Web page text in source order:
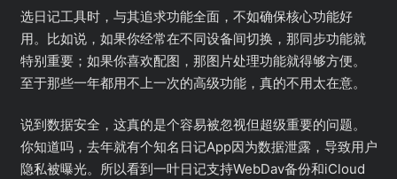
选日记工具时，与其追求功能全面，不如确保核心功能好
用。比如说，如果你经常在不同设备间切换，那同步功能就
特别重要；如果你喜欢配图，那图片处理功能就得够方便。
至于那些一年都用不上一次的高级功能，真的不用太在意。
说到数据安全，这真的是个容易被忽视但超级重要的问题。
你知道吗，去年就有个知名日记App因为数据泄露，导致用户
隐私被曝光。所以看到一叶日记支持WebDav备份和iCloud